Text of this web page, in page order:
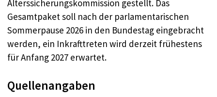
Alterssicherungskommission gestellt. Das
Gesamtpaket soll nach der parlamentarischen
Sommerpause 2026 in den Bundestag eingebracht
werden, ein Inkrafttreten wird derzeit frühestens
für Anfang 2027 erwartet.
Quellenangaben